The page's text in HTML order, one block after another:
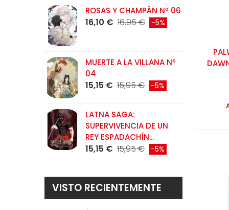
ROSAS Y CHAMPÁN Nº 06
16,10 € 16,95 € -5%
MUERTE A LA VILLANA Nº
04
15,15 € 15,95 € -5%
LATNA SAGA:
SUPERVIVENCIA DE UN
REY ESPADACHÍN...
15,15 € 15,95 € -5%
VISTO RECIENTEMENTE